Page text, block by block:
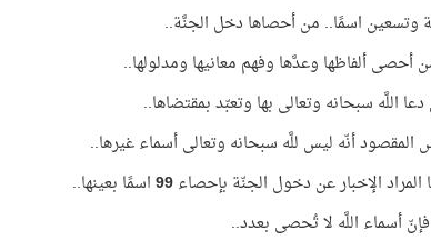
وتسعين اسمًا.. من أحصاها دخل الجنَّة..
أحصى ألفاظها وعدَّها وفهم معانيها ومدلولها..
اللَّه سبحانه وتعالى بها وتعبّد بمقتضاها..
المقصود أنّه ليس للَّه سبحانه وتعالى أسماء غيرها..
المراد الإخبار عن دخول الجنّة بإحصاء99اسمًا بعينها..
فإنّ أسماء اللَّه لا تُحصى بعدد..